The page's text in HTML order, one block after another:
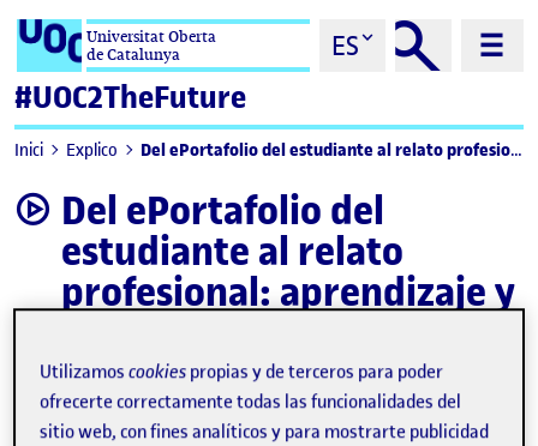
Saltar al contenidoUniversitat Oberta
de Catalunya
ES
#UOC2TheFuture
Inici Explico Del ePortafolio del estudiante al relato profesional: aprendizaje y crecimiento a lo largo de la vida
video Del ePortafolio del
estudiante al relato
profesional: aprendizaje y
la vida
Utilizamoscookies propias y de terceros para poder
ofrecerte correctamente todas las funcionalidades del
sitio web, con fines analíticos y para mostrarte publicidad